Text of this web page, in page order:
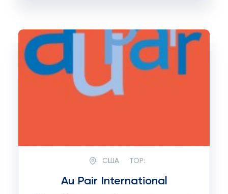
США TOP:
Au Pair International